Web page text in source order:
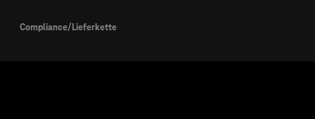
Compliance/Lieferkette